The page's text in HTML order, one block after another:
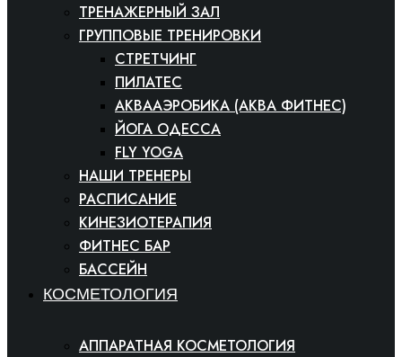
ТРЕНАЖЕРНЫЙ ЗАЛ
ГРУППОВЫЕ ТРЕНИРОВКИ
СТРЕТЧИНГ
ПИЛАТЕС
АКВААЭРОБИКА (АКВА ФИТНЕС)
ЙОГА ОДЕССА
FLY YOGA
НАШИ ТРЕНЕРЫ
РАСПИСАНИЕ
КИНЕЗИОТЕРАПИЯ
ФИТНЕС БАР
БАССЕЙН
КОСМЕТОЛОГИЯ
АППАРАТНАЯ КОСМЕТОЛОГИЯ